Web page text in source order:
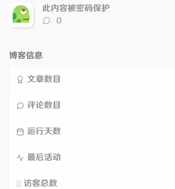
数：
此内容被密码保护
评
0
博客信息
文章数目
评论数目
运行天数
最后活动
访客总数